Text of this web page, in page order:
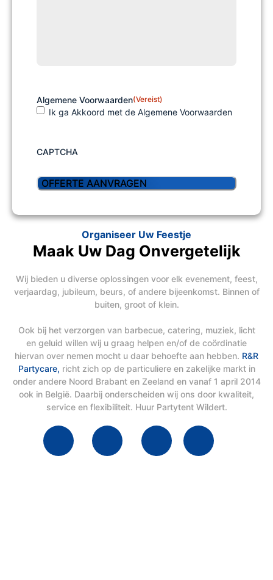
Algemene Voorwaarden(Vereist)
Ik ga Akkoord met de Algemene Voorwaarden
CAPTCHA
Organiseer Uw Feestje
Maak Uw Dag Onvergetelijk
Wij bieden u diverse oplossingen voor elk evenement, feest,
verjaardag, jubileum, beurs, of andere bijeenkomst. Binnen of
buiten, groot of klein.
Ook bij het verzorgen van barbecue, catering, muziek, licht
en geluid willen wij u graag helpen en/of de coördinatie
hiervan over nemen mocht u daar behoefte aan hebben. R&R
Partycare, richt zich op de particuliere en zakelijke markt in
onder andere Noord Brabant en Zeeland en vanaf 1 april 2014
ook in België. Daarbij onderscheiden wij ons door kwaliteit,
service en flexibiliteit. Huur Partytent Wildert.